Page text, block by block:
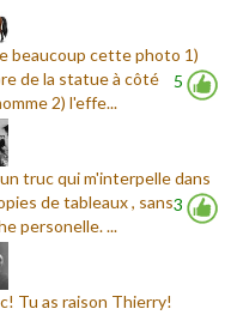
5
beaucoup cette photo 1)
de la statue à côté
2) l'effe...
3
truc qui m'interpelle dans
de tableaux , sans
personelle. ...
Tu as raison Thierry!